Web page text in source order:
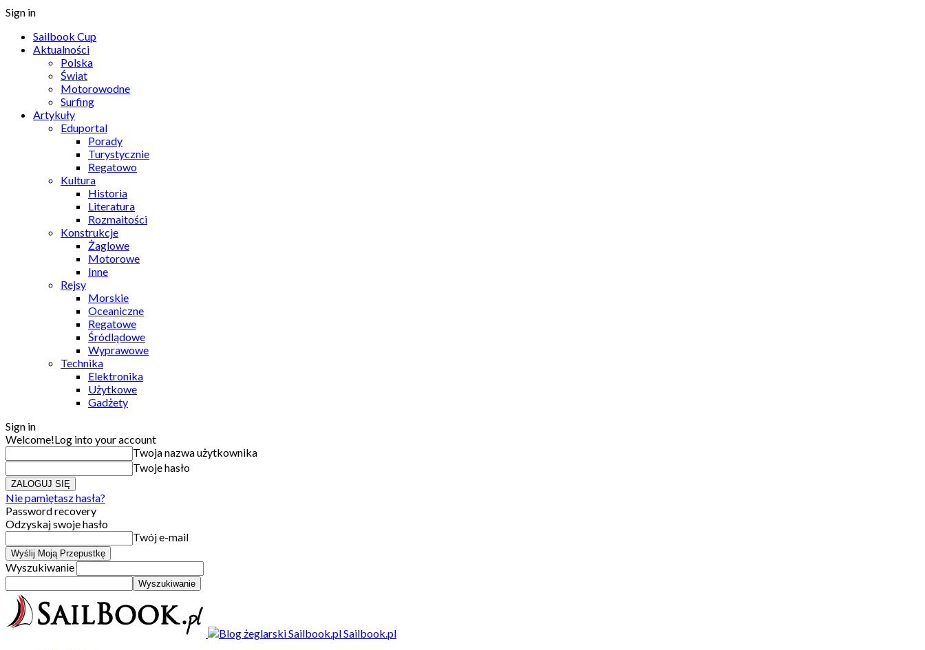
Sign in
Sailbook Cup
Aktualności
Polska
Świat
Motorowodne
Surfing
Artykuły
Eduportal
Porady
Turystycznie
Regatowo
Kultura
Historia
Literatura
Rozmaitości
Konstrukcje
Żaglowe
Motorowe
Inne
Rejsy
Morskie
Oceaniczne
Regatowe
Śródlądowe
Wyprawowe
Technika
Elektronika
Użytkowe
Gadżety
Sign in
Welcome!Log into your account
Twoja nazwa użytkownika
Twoje hasło
Nie pamiętasz hasła?
Password recovery
Odzyskaj swoje hasło
Twój e-mail
Wyszukiwanie
Sailbook.pl